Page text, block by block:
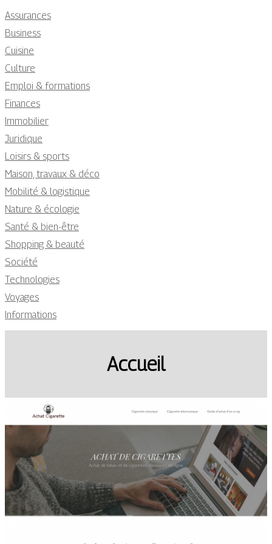
Assurances
Business
Cuisine
Culture
Emploi & formations
Finances
Immobilier
Juridique
Loisirs & sports
Maison, travaux & déco
Mobilité & logistique
Nature & écologie
Santé & bien-être
Shopping & beauté
Société
Technologies
Voyages
Informations
Accueil